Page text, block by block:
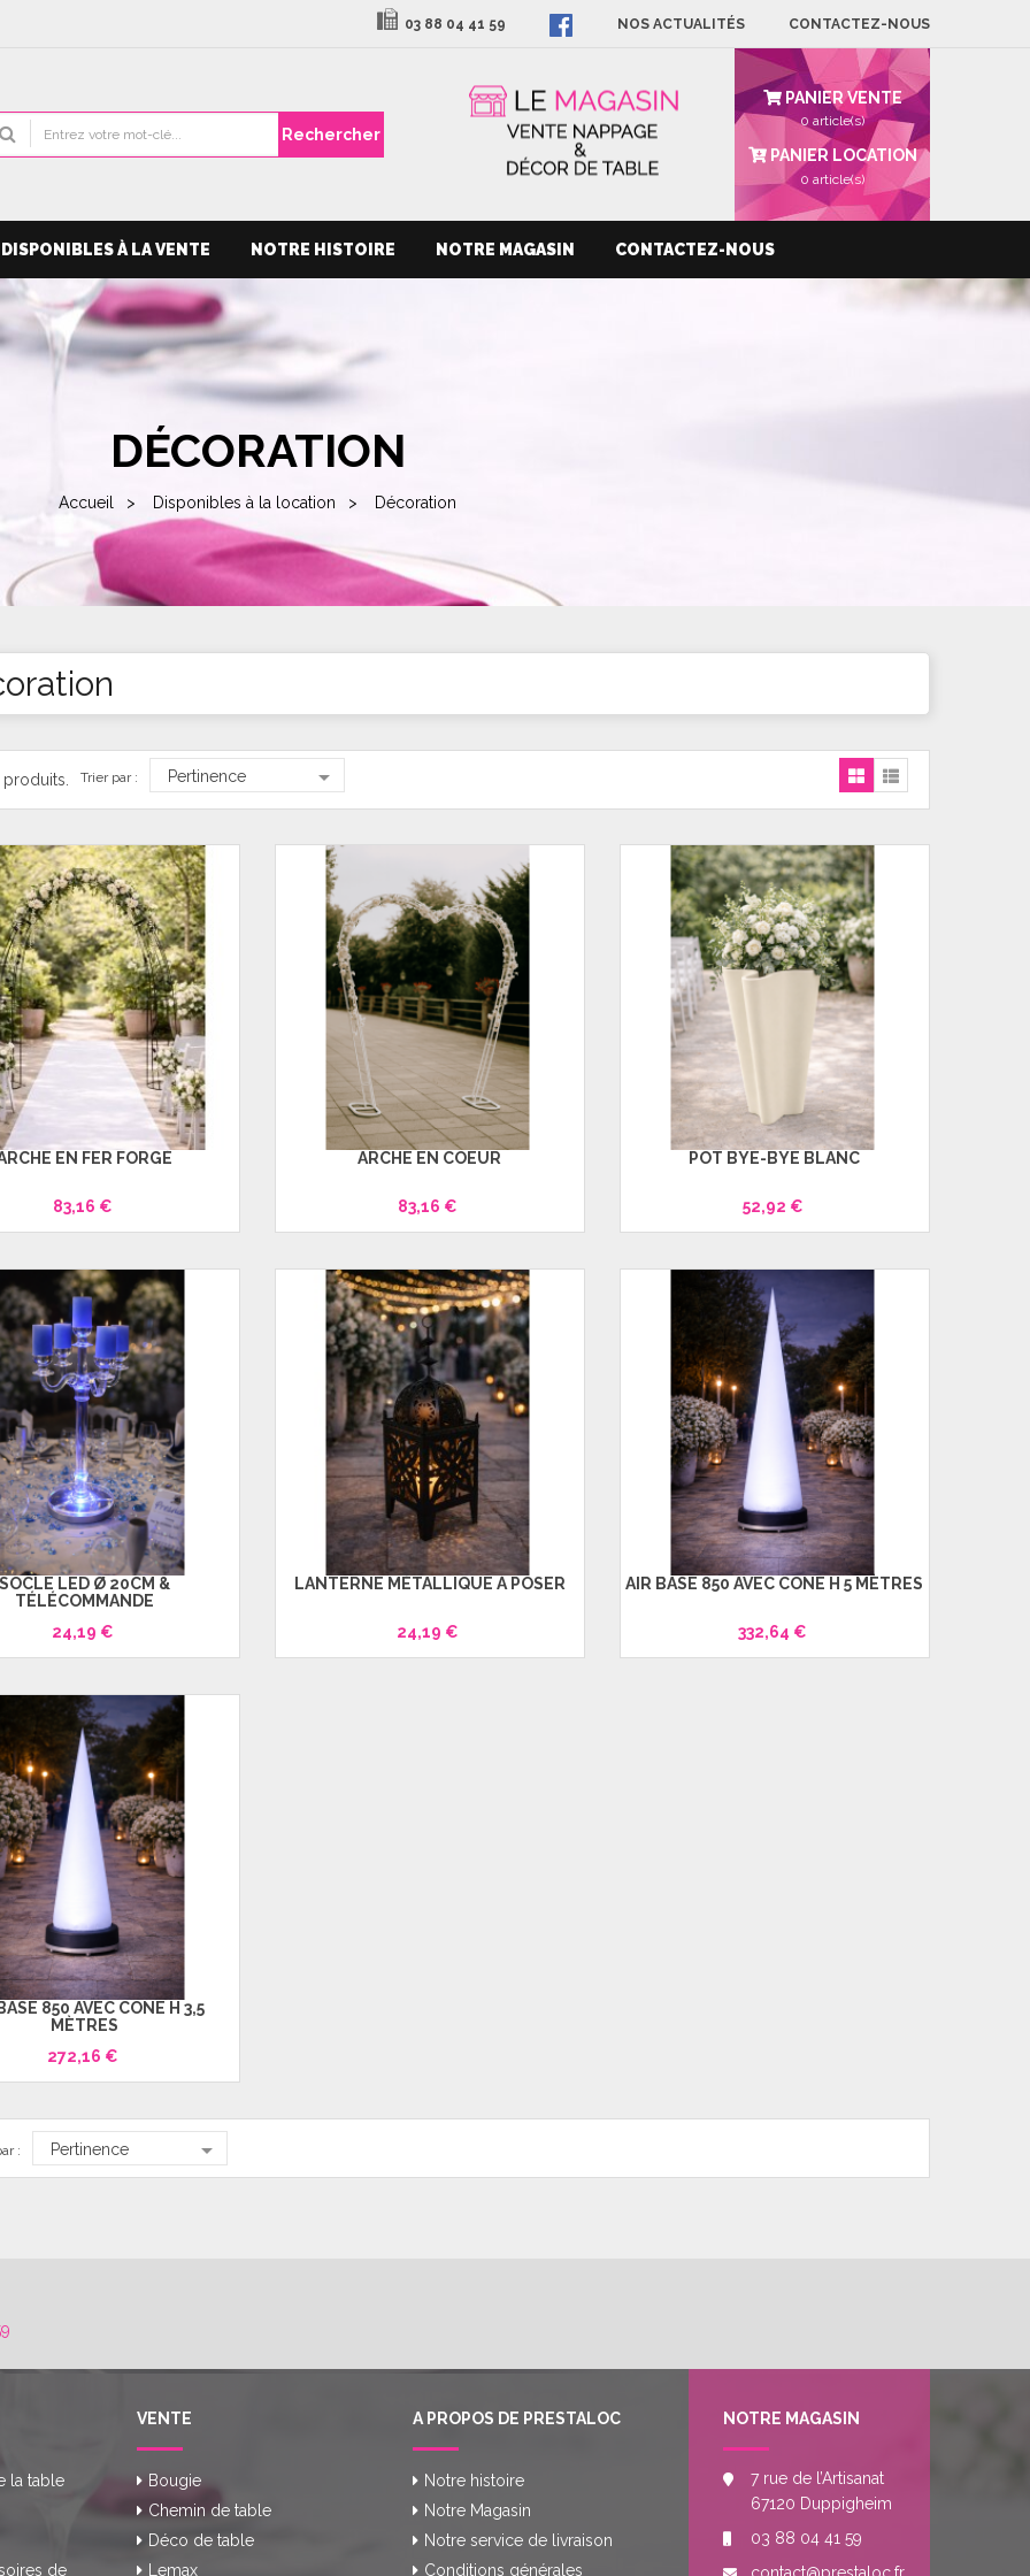
03 88 04 41 59 NOS ACTUALITÉS CONTACTEZ-NOUS
Rechercher
PANIER VENTE
0 article(s)
PANIER LOCATION
0 article(s)
DISPONIBLES À LA VENTE NOTRE HISTOIRE NOTRE MAGASIN CONTACTEZ-NOUS
DÉCORATION
Accueil Disponibles à la location Décoration
Trier par : Pertinence 
EN FER FORGÉ
83,16 €
ARCHE EN COEUR
83,16 €
POT BYE-BYE BLANC
52,92 €
SOCLE LED Ø 20CM &
TÉLÉCOMMANDE
24,19 €
LANTERNE MÉTALLIQUE À POSER
24,19 €
AIR BASE 850 AVEC CÔNE H 5 MÈTRES
332,64 €
850 AVEC CÔNE H 3,5
MÈTRES
272,16 €
: Pertinence 
la table
de
VENTE
Bougie
Chemin de table
Déco de table
Lemax
A PROPOS DE PRESTALOC
Notre histoire
Notre Magasin
Notre service de livraison
Conditions générales
NOTRE MAGASIN
7 rue de l’Artisanat
67120 Duppigheim
03 88 04 41 59